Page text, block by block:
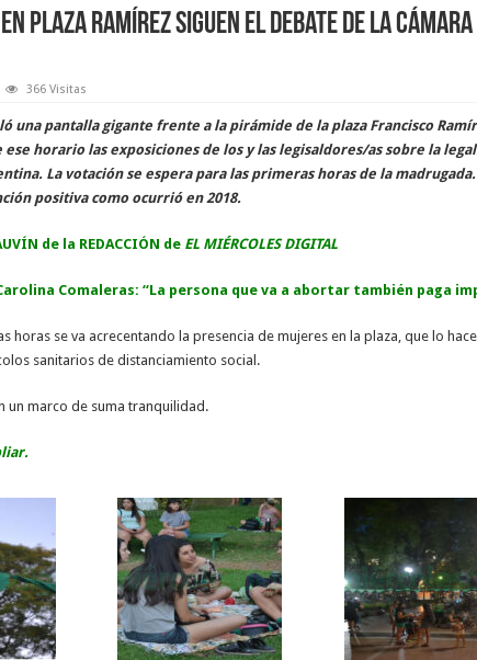
Plaza Ramírez siguen el debate de la Cámara
366 Visitas
una pantalla gigante frente a la pirámide de la plaza Francisco
horario las exposiciones de los y las legisaldores/as sobre la
La votación se espera para las primeras horas de la
positiva como ocurrió en 2018.
de la REDACCIÓN de EL MIÉRCOLES DIGITAL
Comaleras: “La persona que va a abortar también paga
horas se va acrecentando la presencia de mujeres en la plaza, que lo
sanitarios de distanciamiento social.
un marco de suma tranquilidad.